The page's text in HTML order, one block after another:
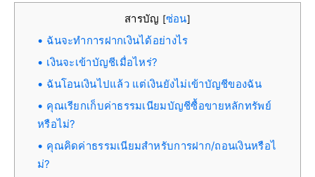
สารบัญ [ซ่อน]
ฉันจะทำการฝากเงินได้อย่างไร
เงินจะเข้าบัญชีเมื่อไหร่?
ฉันโอนเงินไปแล้ว แต่เงินยังไม่เข้าบัญชีของฉัน
คุณเรียกเก็บค่าธรรมเนียมบัญชีซื้อขายหลักทรัพย์
หรือไม่?
คุณคิดค่าธรรมเนียมสำหรับการฝาก/ถอนเงินหรือไ
ม่?